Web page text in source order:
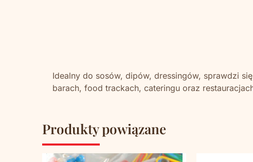
Idealny do sosów, dipów, dressingów, sprawdzi
barach, food trackach, cateringu oraz
Produkty powiązane